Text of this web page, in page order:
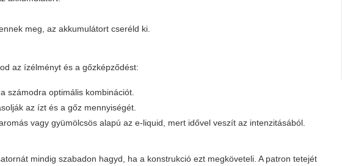
meg, az akkumulátort cseréld ki.
az ízélményt és a gőzképződést:
számodra optimális kombinációt.
az ízt és a gőz mennyiségét.
vagy gyümölcsös alapú az e-liquid, mert idővel veszít az intenzitásából.
mindig szabadon hagyd, ha a konstrukció ezt megköveteli. A patron tetejét